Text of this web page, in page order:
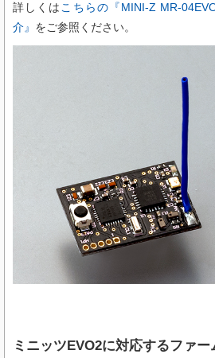
詳しくは こちらの『MINI-Z MR-
介』 をご参照ください。
ミニッツEVO2に対応するファ